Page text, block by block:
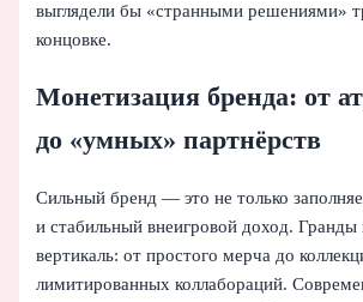
выглядели бы «странными решениями»
концовке.
Монетизация бренда: от
до «умных» партнёрств
Сильный бренд — это не только
и стабильный внеигровой доход.
вертикаль: от простого мерча до
лимитированных коллабораций.